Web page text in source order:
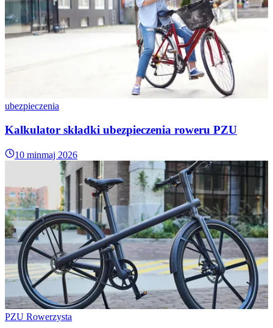
ubezpieczenia
Kalkulator składki ubezpieczenia roweru PZU
10 minmaj 2026
PZU Rowerzysta